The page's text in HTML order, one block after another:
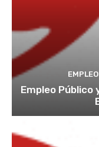
Empleo Público